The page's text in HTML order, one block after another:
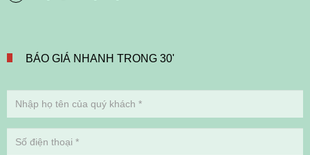
BÁO GIÁ NHANH TRONG 30'